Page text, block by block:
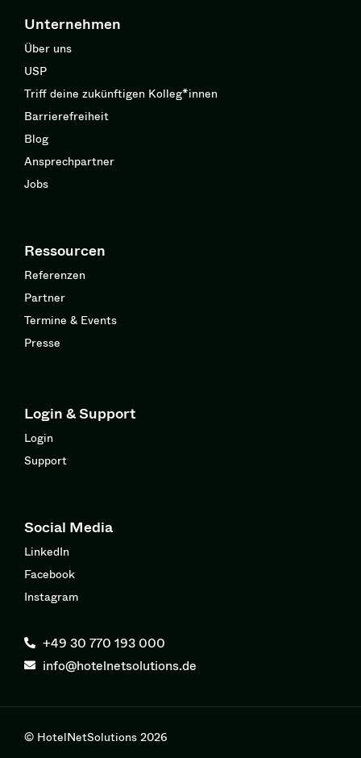
Unternehmen
Über uns
USP
Triff deine zukünftigen Kolleg*innen
Barrierefreiheit
Blog
Ansprechpartner
Jobs
Ressourcen
Referenzen
Partner
Termine & Events
Presse
Login & Support
Login
Support
Social Media
LinkedIn
Facebook
Instagram
+49 30 770 193 000
info@hotelnetsolutions.de
© HotelNetSolutions 2026